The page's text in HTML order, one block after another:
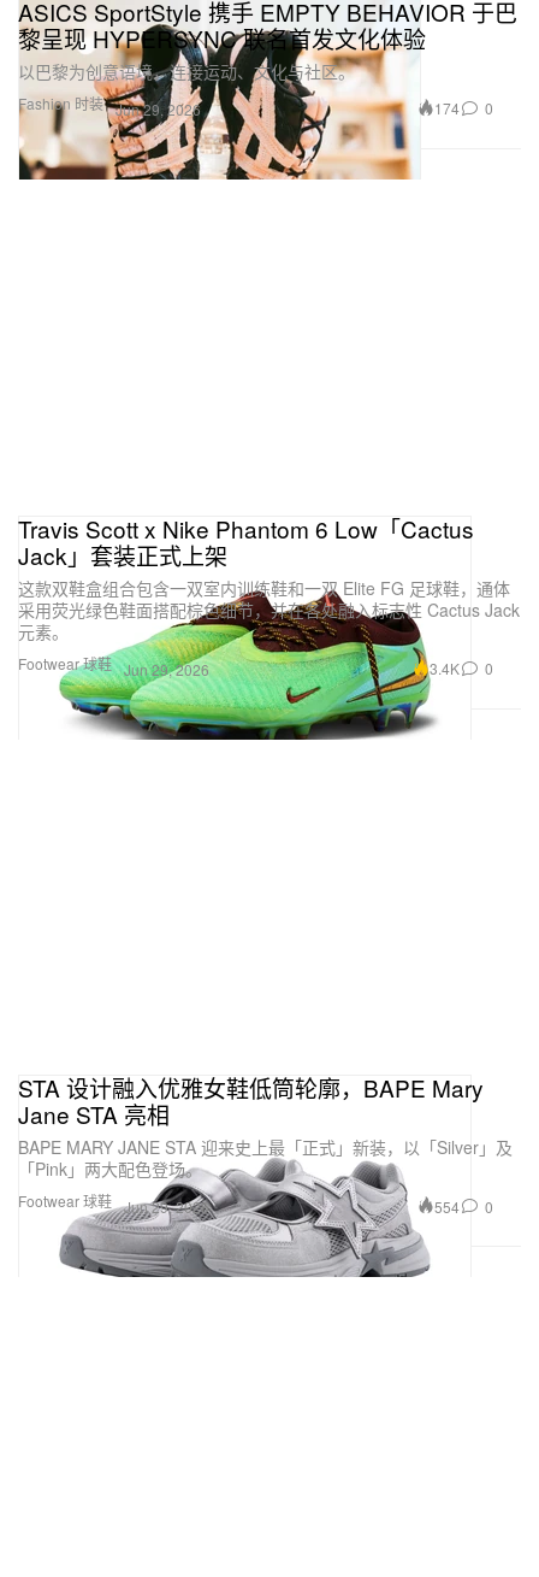
Fashion 时装
ASICS SportStyle 携手 EMPTY BEHAVIOR 于巴
黎呈现 HYPERSYNC 联名首发文化体验
以巴黎为创意语境，连接运动、文化与社区。
Jun 29, 2026 174 0
Footwear 球鞋
Travis Scott x Nike Phantom 6 Low「Cactus
Jack」套装正式上架
这款双鞋盒组合包含一双室内训练鞋和一双 Elite FG 足球鞋，通体
采用荧光绿色鞋面搭配棕色细节，并在各处融入标志性 Cactus Jack
元素。
Jun 29, 2026 3.4K 0
Footwear 球鞋
STA 设计融入优雅女鞋低筒轮廓，BAPE Mary
Jane STA 亮相
BAPE MARY JANE STA 迎来史上最「正式」新装，以「Silver」及
「Pink」两大配色登场。
Jun 29, 2026 554 0